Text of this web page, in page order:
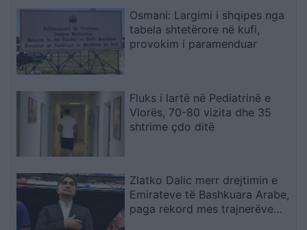
Osmani: Largimi i shqipes nga
tabela shtetërore në kufi,
provokim i paramenduar
Fluks i lartë në Pediatrinë e
Vlorës, 70-80 vizita dhe 35
shtrime çdo ditë
Zlatko Dalic merr drejtimin e
Emirateve të Bashkuara Arabe,
paga rekord mes trajnerëve